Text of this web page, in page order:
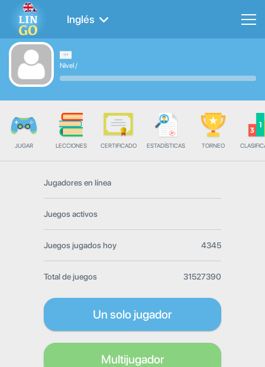
Inglés
Nivel/
JUGAR LECCIONES CERTIFICADO ESTADÍSTICAS TORNEO
Jugadores en línea
Juegos activos
Juegos jugados hoy 4345
Total de juegos 31527390
Un solo jugador
Multijugador